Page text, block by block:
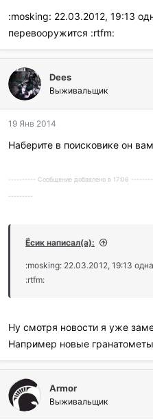
:mosking: 22.03.2012, 19:13
перевооружится :rtfm:
Dees
Выживальщик
19 Янв 2014
Наберите в поисковике он
---------- Сообщение добавлено в 17:06
---------
Ёсик написал(а):
:mosking: 22.03.2012, 19:13
:rtfm:
Ну смотря новости я уже
Например новые
Armor
Выживальщик